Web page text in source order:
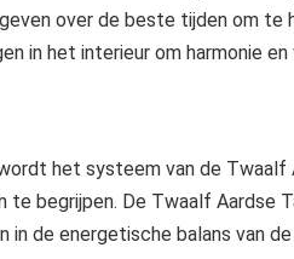
over de beste tijden om te
in het interieur om harmonie
het systeem van de Twaalf
begrijpen. De Twaalf Aardse
in de energetische balans van